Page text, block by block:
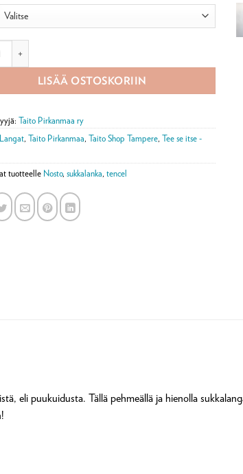
LISÄÄ OSTOSKORIIN
Taito Pirkanmaa ry
Langat, Taito Pirkanmaa, Taito Shop Tampere, Tee se itse -
tuotteelle Nosto, sukkalanka, tencel
eli puukuidusta. Tällä pehmeällä ja hienolla